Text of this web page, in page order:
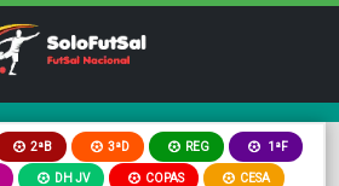
2ªB 3ªD REG 1ªF
DH JV COPAS CESA